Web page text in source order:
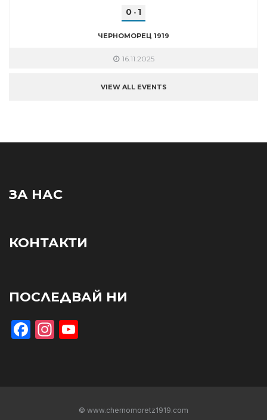
0 - 1
ЧЕРНОМОРЕЦ 1919
16.11.2025
VIEW ALL EVENTS
ЗА НАС
КОНТАКТИ
ПОСЛЕДВАЙ НИ
Facebook
Instagram
© www.chernomoretz1919.com